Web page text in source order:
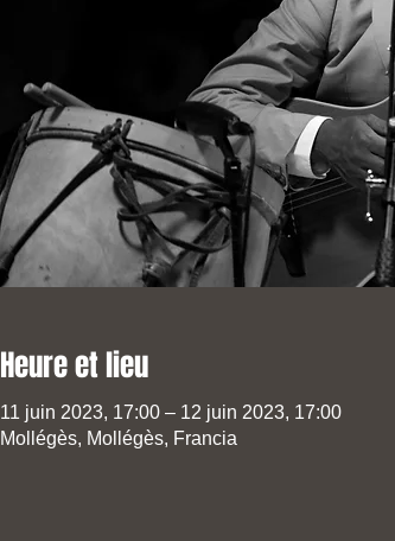
Heure et lieu
11 juin 2023, 17:00 – 12 juin 2023, 17:00
Mollégès, Mollégès, Francia